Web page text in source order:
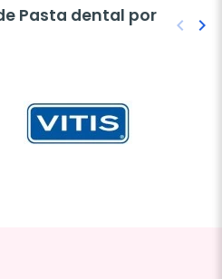
Pasta dental por
keyboard_arrow_left keyboard_arrow_right